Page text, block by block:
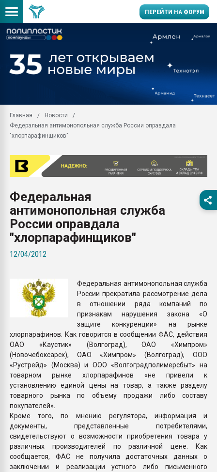
ПЕРЕЙТИ НА ФОРУМ
производство SPC
заводу пластмасс"
28.07.2026
первый план в
28.07.2026
ситуацией на
Главная
Новости
Федеральная антимонопольная служба России оправдала
"хлорпарафинщиков"
Федеральная
антимонопольная служба
России оправдала
"хлорпарафинщиков"
12/04/2012
Федеральная антимонопольная служба
России прекратила рассмотрение дела
в отношении ряда компаний по
признакам нарушения закона «О
защите конкуренции» на рынке
хлорпарафинов. Как говорится в сообщении ФАС, действия
ОАО «Каустик» (Волгоград), ОАО «Химпром»
(Новочебоксарск), ОАО «Химпром» (Волгоград), ООО
«Рустрейд» (Москва) и ООО «Волгоградполимерсбыт» на
товарном рынке хлорпарафинов «не привели к
установлению единой цены на товар, а также разделу
товарного рынка по объему продажи либо составу
покупателей».
Кроме того, по мнению регулятора, информация и
документы, представленные потребителями,
свидетельствуют о возможности приобретения товара у
различных производителей по различной цене. Как
сообщается, ФАС не получила достаточных данных о
заключении и реализации устного либо письменного